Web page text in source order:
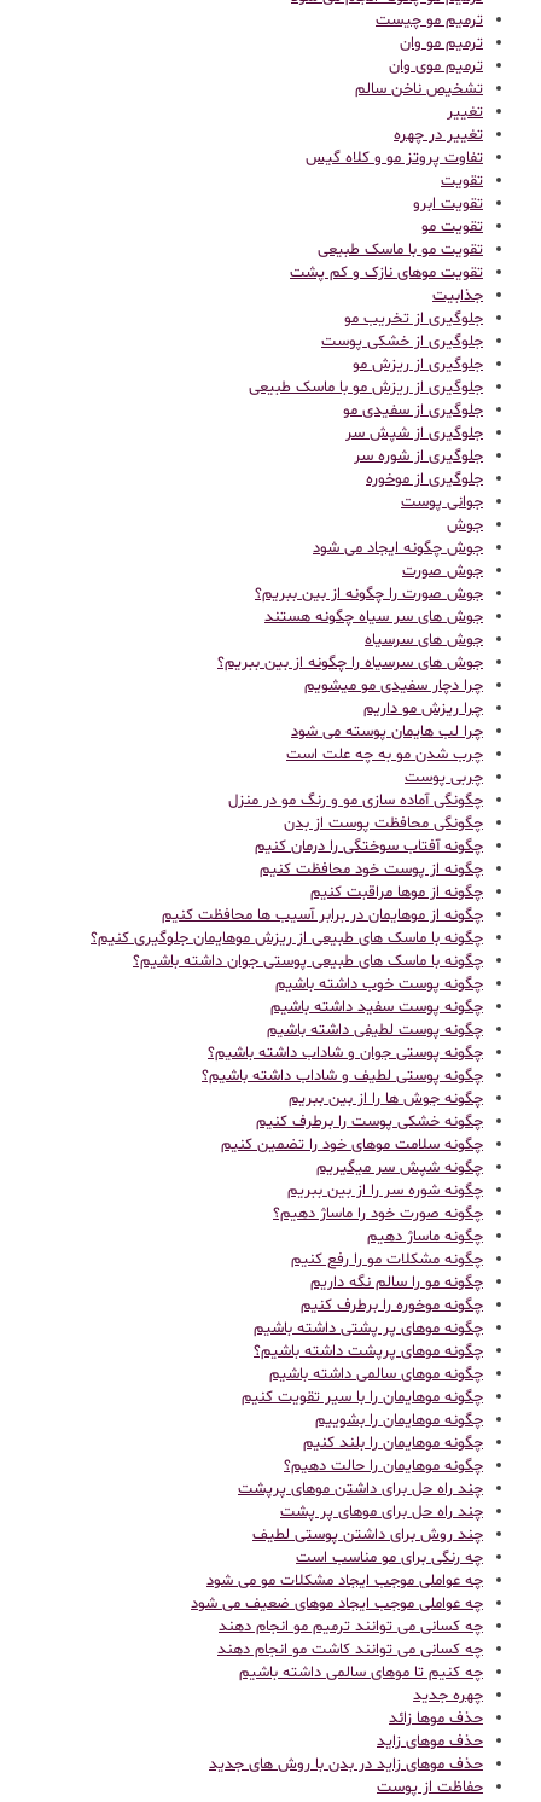
ترمیم مو چیست
ترمیم مو وان
ترمیم موی وان
تشخیص ناخن سالم
تغییر
تغییر در چهره
تفاوت پروتز مو و کلاه گیس
تقویت
تقویت ابرو
تقویت مو
تقویت مو با ماسک طبیعی
تقویت موهای نازک و کم پشت
جذابیت
جلوگیری از تخریب مو
جلوگیری از خشکی پوست
جلوگیری از ریزش مو
جلوگیری از ریزش مو با ماسک طبیعی
جلوگیری از سفیدی مو
جلوگیری از شپش سر
جلوگیری از شوره سر
جلوگیری از موخوره
جوانی پوست
جوش
جوش چگونه ایجاد می شود
جوش صورت
جوش صورت را چگونه از بین ببریم؟
جوش های سر سیاه چگونه هستند
جوش های سرسیاه
جوش های سرسیاه را چگونه از بین ببریم؟
چرا دچار سفیدی مو میشویم
چرا ریزش مو داریم
چرا لب هایمان پوسته می شود
چرب شدن مو به چه علت است
چربی پوست
چگونگی آماده سازی مو و رنگ مو در منزل
چگونگی محافظت پوست از بدن
چگونه آفتاب سوختگی را درمان کنیم
چگونه از پوست خود محافظت کنیم
چگونه از موها مراقبت کنیم
چگونه از موهایمان در برابر آسیب ها محافظت کنیم
چگونه با ماسک های طبیعی از ریزش موهایمان جلوگیری کنیم؟
چگونه با ماسک های طبیعی پوستی جوان داشته باشیم؟
چگونه پوست خوب داشته باشیم
چگونه پوست سفید داشته باشیم
چگونه پوست لطیفی داشته باشیم
چگونه پوستی جوان و شاداب داشته باشیم؟
چگونه پوستی لطیف و شاداب داشته باشیم؟
چگونه جوش ها را از بین ببریم
چگونه خشکی پوست را برطرف کنیم
چگونه سلامت موهای خود را تضمین کنیم
چگونه شپش سر میگیریم
چگونه شوره سر را از بین ببریم
چگونه صورت خود را ماساژ دهیم؟
چگونه ماساژ دهیم
چگونه مشکلات مو را رفع کنیم
چگونه مو را سالم نگه داریم
چگونه موخوره را برطرف کنیم
چگونه موهای پر پشتی داشته باشیم
چگونه موهای پرپشت داشته باشیم؟
چگونه موهای سالمی داشته باشیم
چگونه موهایمان را با سیر تقویت کنیم
چگونه موهایمان را بشوییم
چگونه موهایمان را بلند کنیم
چگونه موهایمان را حالت دهیم؟
چند راه حل برای داشتن موهای پرپشت
چند راه حل برای موهای پر پشت
چند روش برای داشتن پوستی لطیف
چه رنگی برای مو مناسب است
چه عواملی موجب ایجاد مشکلات مو می شود
چه عواملی موجب ایجاد موهای ضعیف می شود
چه کسانی می توانند ترمیم مو انجام دهند
چه کسانی می توانند کاشت مو انجام دهند
چه کنیم تا موهای سالمی داشته باشیم
چهره جدید
حذف موها زائد
حذف موهای زاید
حذف موهای زاید در بدن با روش های جدید
حفاظت از پوست